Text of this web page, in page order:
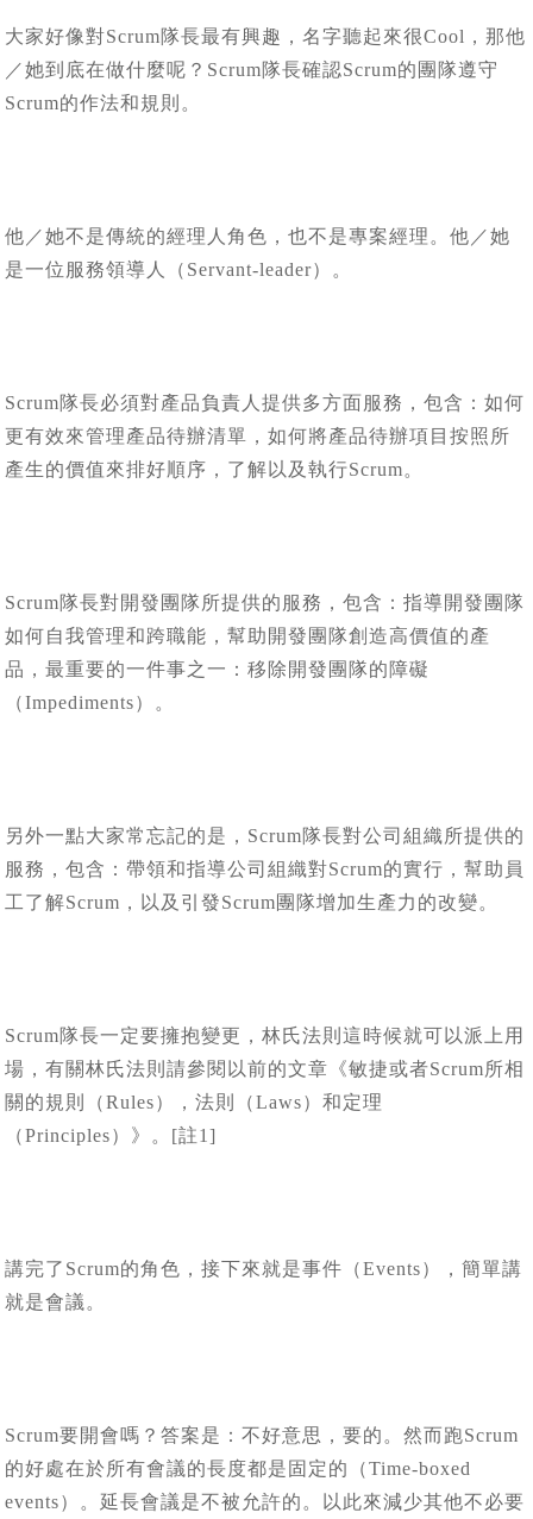
大家好像對Scrum隊長最有興趣，名字聽起來很Cool，那他
／她到底在做什麼呢？Scrum隊長確認Scrum的團隊遵守
Scrum的作法和規則。
他／她不是傳統的經理人角色，也不是專案經理。他／她
是一位服務領導人（Servant-leader）。
Scrum隊長必須對產品負責人提供多方面服務，包含：如何
更有效來管理產品待辦清單，如何將產品待辦項目按照所
產生的價值來排好順序，了解以及執行Scrum。
Scrum隊長對開發團隊所提供的服務，包含：指導開發團隊
如何自我管理和跨職能，幫助開發團隊創造高價值的產
品，最重要的一件事之一：移除開發團隊的障礙
（Impediments）。
另外一點大家常忘記的是，Scrum隊長對公司組織所提供的
服務，包含：帶領和指導公司組織對Scrum的實行，幫助員
工了解Scrum，以及引發Scrum團隊增加生產力的改變。
Scrum隊長一定要擁抱變更，林氏法則這時候就可以派上用
場，有關林氏法則請參閱以前的文章《敏捷或者Scrum所相
關的規則（Rules），法則（Laws）和定理
（Principles）》。[註1]
講完了Scrum的角色，接下來就是事件（Events），簡單講
就是會議。
Scrum要開會嗎？答案是：不好意思，要的。然而跑Scrum
的好處在於所有會議的長度都是固定的（Time-boxed
events）。延長會議是不被允許的。以此來減少其他不必要